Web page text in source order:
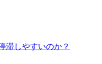
滞しやすいのか？